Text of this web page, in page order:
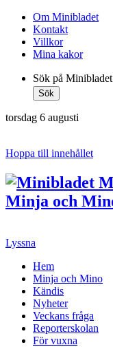
Om Minibladet
Kontakt
Villkor
Mina kakor
Sök på Minibladet
Sök
torsdag 6 augusti
Hoppa till innehållet
Lyssna
Hem
Minja och Mino
Kändis
Nyheter
Veckans fråga
Reporterskolan
För vuxna